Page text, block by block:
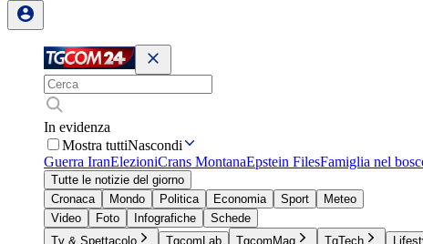
In evidenza
Mostra tuttiNascondi
Guerra IranElezioniCrans MontanaEpstein FilesFamiglia nel
Tutte le notizie del giorno
Cronaca
Mondo Politica Economia Sport
Meteo
Video
Foto Infografiche
Schede
Tv & Spettacolo
TgcomLab TgcomMag TgTech